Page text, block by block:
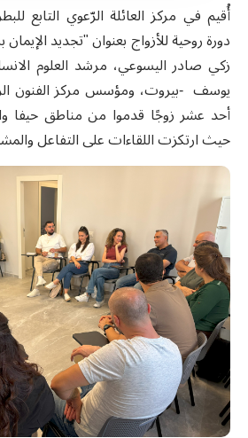
أُقيم في مركز العائلة الرّعوي التابع
دورة روحية للأزواج بعنوان "تجديد
زكي صادر اليسوعي، مرشد العلوم
يوسف -بيروت، ومؤسس مركز الفنون
أحد عشر زوجًا قدموا من مناطق حيفا
حيث ارتكزت اللقاءات على التفاعل